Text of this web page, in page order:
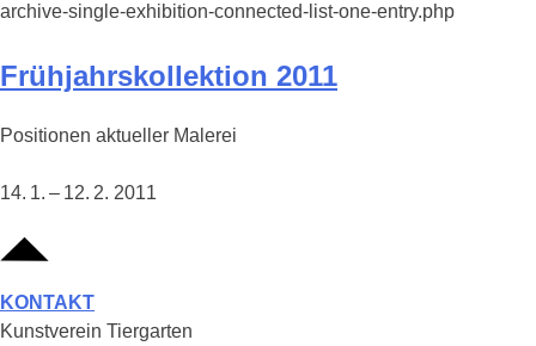
archive-single-exhibition-connected-list-one-entry.php
Frühjahrskollektion 2011
Positionen aktueller Malerei
14. 1. – 12. 2. 2011
KONTAKT
Kunstverein Tiergarten